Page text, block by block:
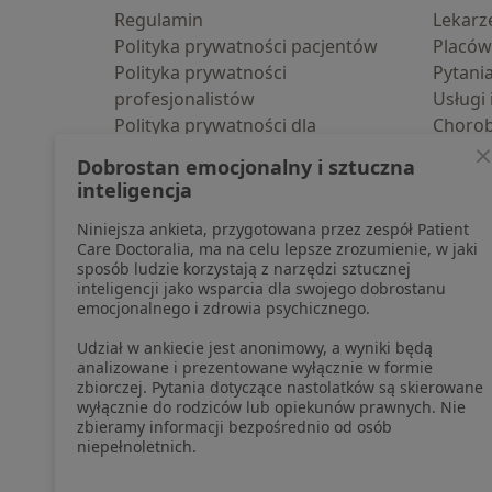
Regulamin
Polityka prywatności pacjentów
Polityka prywatności
profesjonalistów
Polityka prywatności dla
pozyskaliśmy samodzielnie
Polityka cookies
Jak działają wyniki wyszukiwania
Dostępność
O nas
Praca Rekrutujemy!
Partnerzy
Centrum prasowe
Kontakt
Pomoc
Blog
otwiera się w
otwiera
Dobrostan emocjonalny i sztuczna
inteligencja
Niniejsza ankieta, przygotowana przez zespół Patient
Care Doctoralia, ma na celu lepsze zrozumienie, w jaki
sposób ludzie korzystają z narzędzi sztucznej
inteligencji jako wsparcia dla swojego dobrostanu
emocjonalnego i zdrowia psychicznego.
Udział w ankiecie jest anonimowy, a wyniki będą
analizowane i prezentowane wyłącznie w formie
zbiorczej. Pytania dotyczące nastolatków są skierowane
wyłącznie do rodziców lub opiekunów prawnych. Nie
zbieramy informacji bezpośrednio od osób
niepełnoletnich.